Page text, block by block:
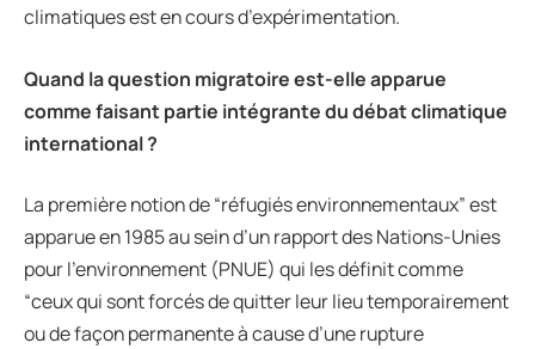
climatiques est en cours d’expérimentation.
Quand la question migratoire est-elle apparue
comme faisant partie intégrante du débat climatique
international ?
La première notion de “réfugiés environnementaux” est
apparue en 1985 au sein d’un rapport des Nations-Unies
pour l’environnement (PNUE) qui les définit comme
“ceux qui sont forcés de quitter leur lieu temporairement
ou de façon permanente à cause d’une rupture